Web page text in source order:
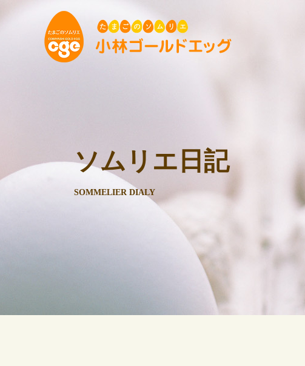
ソムリエ日記
SOMMELIER DIALY